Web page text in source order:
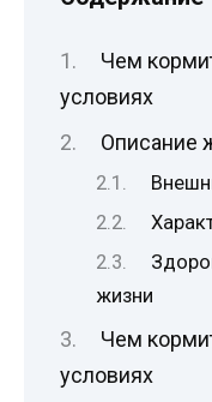
Чем
условиях
Описание
жизни
Чем
условиях